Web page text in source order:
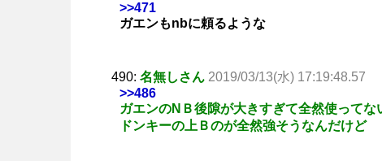
>>471
ガエンもnbに頼るような
490: 名無しさん 2019/03/13(水) 17:19:48.57
>>486
ガエンのNＢ後隙が大きすぎて全然使ってな
ドンキーの上Ｂのが全然強そうなんだけど